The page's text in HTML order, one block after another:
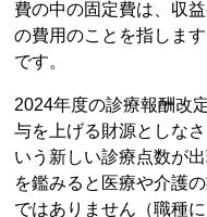
費の中の固定費は、収
の費用のことを指しま
です。
2024年度の診療報酬改
与を上げる財源としな
いう新しい診療点数が
を鑑みると医療や介護
ではありません（職種